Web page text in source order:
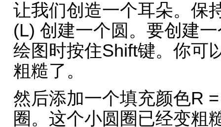
让我们创造一个耳朵。保
(L) 创建一个圆。要创建
绘图时按住Shift键。你可
粗糙了。
然后添加一个填充颜色R
圈。这个小圆圈已经变粗